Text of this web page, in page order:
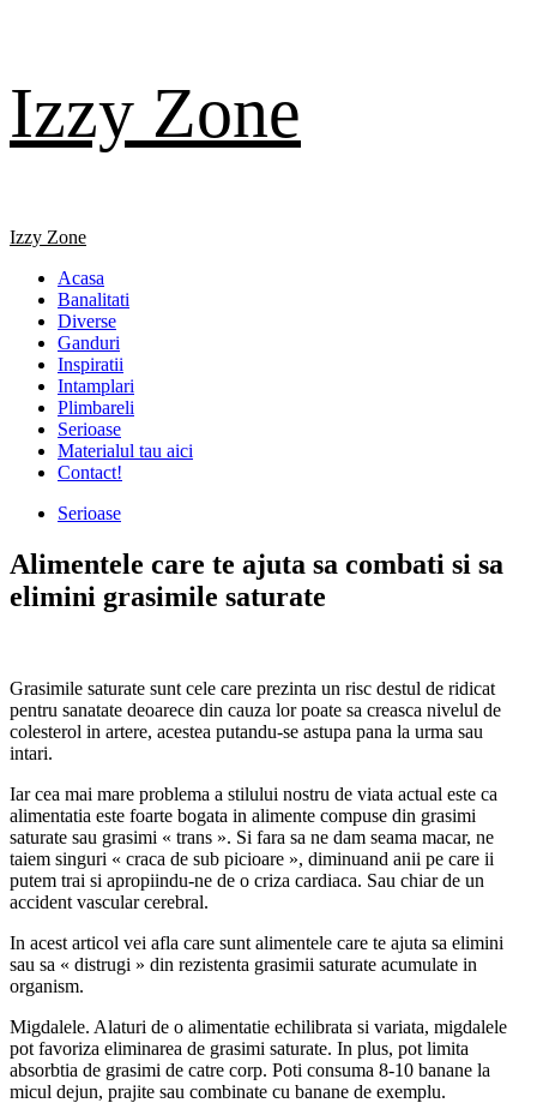
content
Izzy Zone
Primary
Izzy Zone
Acasa
Banalitati
Diverse
Ganduri
Inspiratii
Intamplari
Plimbareli
Serioase
Materialul tau aici
Contact!
Serioase
Alimentele care te ajuta sa combati si sa
elimini grasimile saturate
Grasimile saturate sunt cele care prezinta un risc destul de ridicat
pentru sanatate deoarece din cauza lor poate sa creasca nivelul de
colesterol in artere, acestea putandu-se astupa pana la urma sau
intari.
Iar cea mai mare problema a stilului nostru de viata actual este ca
alimentatia este foarte bogata in alimente compuse din grasimi
saturate sau grasimi « trans ». Si fara sa ne dam seama macar, ne
taiem singuri « craca de sub picioare », diminuand anii pe care ii
putem trai si apropiindu-ne de o criza cardiaca. Sau chiar de un
accident vascular cerebral.
In acest articol vei afla care sunt alimentele care te ajuta sa elimini
sau sa « distrugi » din rezistenta grasimii saturate acumulate in
organism.
Migdalele. Alaturi de o alimentatie echilibrata si variata, migdalele
pot favoriza eliminarea de grasimi saturate. In plus, pot limita
absorbtia de grasimi de catre corp. Poti consuma 8-10 banane la
micul dejun, prajite sau combinate cu banane de exemplu.